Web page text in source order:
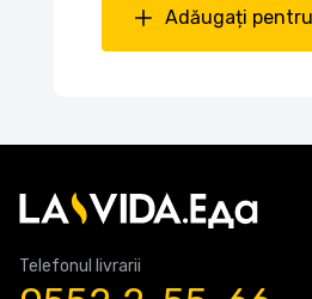
Adăugați pentru
Telefonul livrarii